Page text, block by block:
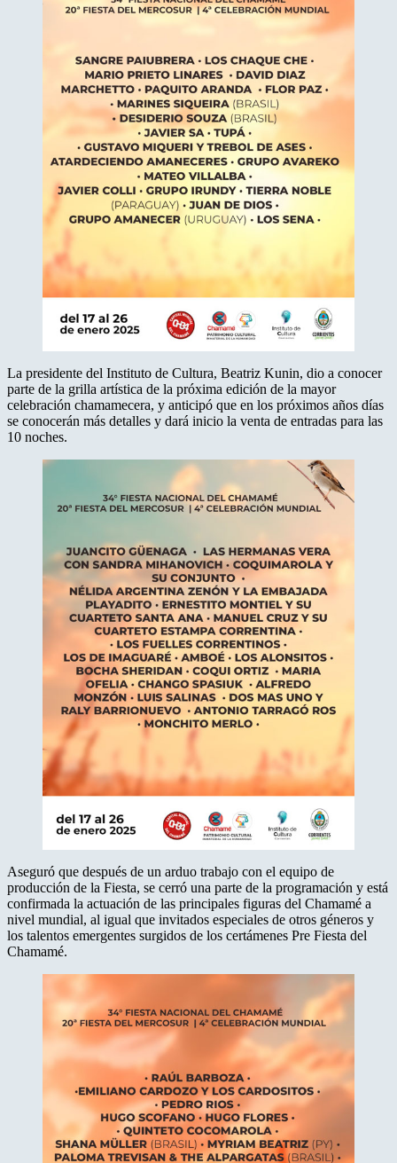
La presidente del Instituto de Cultura, Beatriz Kunin, dio a conocer
parte de la grilla artística de la próxima edición de la mayor
celebración chamamecera, y anticipó que en los próximos años días
se conocerán más detalles y dará inicio la venta de entradas para las
10 noches.
Aseguró que después de un arduo trabajo con el equipo de
producción de la Fiesta, se cerró una parte de la programación y está
confirmada la actuación de las principales figuras del Chamamé a
nivel mundial, al igual que invitados especiales de otros géneros y
los talentos emergentes surgidos de los certámenes Pre Fiesta del
Chamamé.